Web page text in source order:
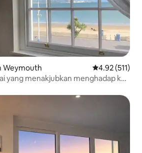
Weymouth Penarafan
4.92 (511)
yang menakjubkan menghadap ke